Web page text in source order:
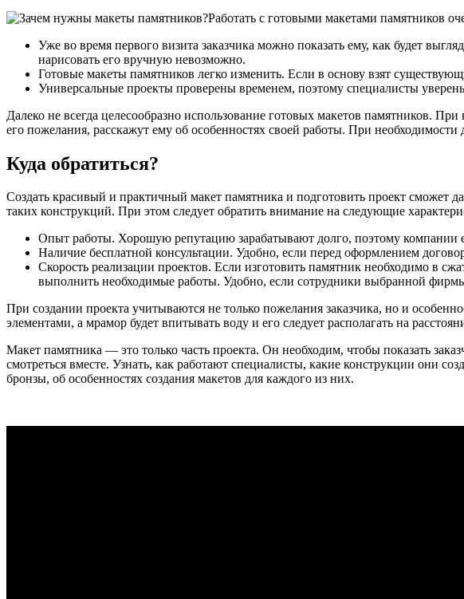
Работать с готовыми макетами памятников
Уже во время первого визита заказчика можно показать ему, как будет
нарисовать его вручную невозможно.
Готовые макеты памятников легко изменить. Если в основу взят
Универсальные проекты проверены временем, поэтому специалисты
Далеко не всегда целесообразно использование готовых макетов памятников.
его пожелания, расскажут ему об особенностях своей работы. При необходимости
Куда обратиться?
Создать красивый и практичный макет памятника и подготовить проект
таких конструкций. При этом следует обратить внимание на следующие
Опыт работы. Хорошую репутацию зарабатывают долго, поэтому компании
Наличие бесплатной консультации. Удобно, если перед оформлением
Скорость реализации проектов. Если изготовить памятник необходимо в
выполнить необходимые работы. Удобно, если сотрудники выбранной
При создании проекта учитываются не только пожелания заказчика, но и
элементами, а мрамор будет впитывать воду и его следует располагать на
Макет памятника — это только часть проекта. Он необходим, чтобы показать
смотреться вместе. Узнать, как работают специалисты, какие конструкции они
бронзы, об особенностях создания макетов для каждого из них.